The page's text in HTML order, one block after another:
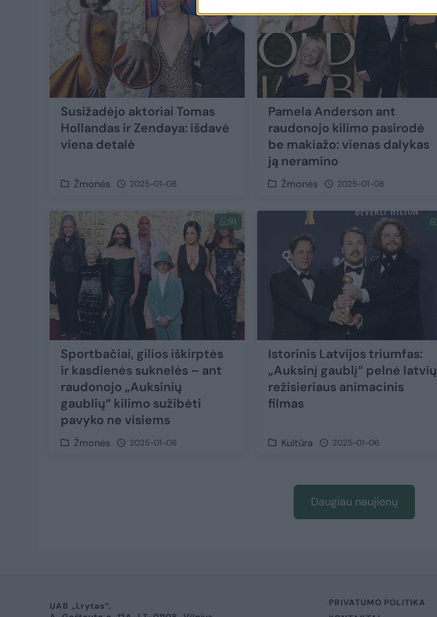
Susižadėjo aktoriai Tomas
Hollandas ir Zendaya: išdavė
viena detalė
Žmonės 2025-01-08
Pamela Anderson ant
raudonojo kilimo pasirodė
be makiažo: vienas dalykas
ją neramino
Žmonės 2025-01-08
91
Sportbačiai, gilios iškirptės
ir kasdienės suknelės – ant
raudonojo „Auksinių
gaublių“ kilimo sužibėti
pavyko ne visiems
Žmonės 2025-01-06
Istorinis Latvijos triumfas:
„Auksinį gaublį“ pelnė latvių
režisieriaus animacinis
filmas
Kultūra 2025-01-06
Daugiau naujienų
UAB „Lrytas“,
PRIVATUMO POLITIKA